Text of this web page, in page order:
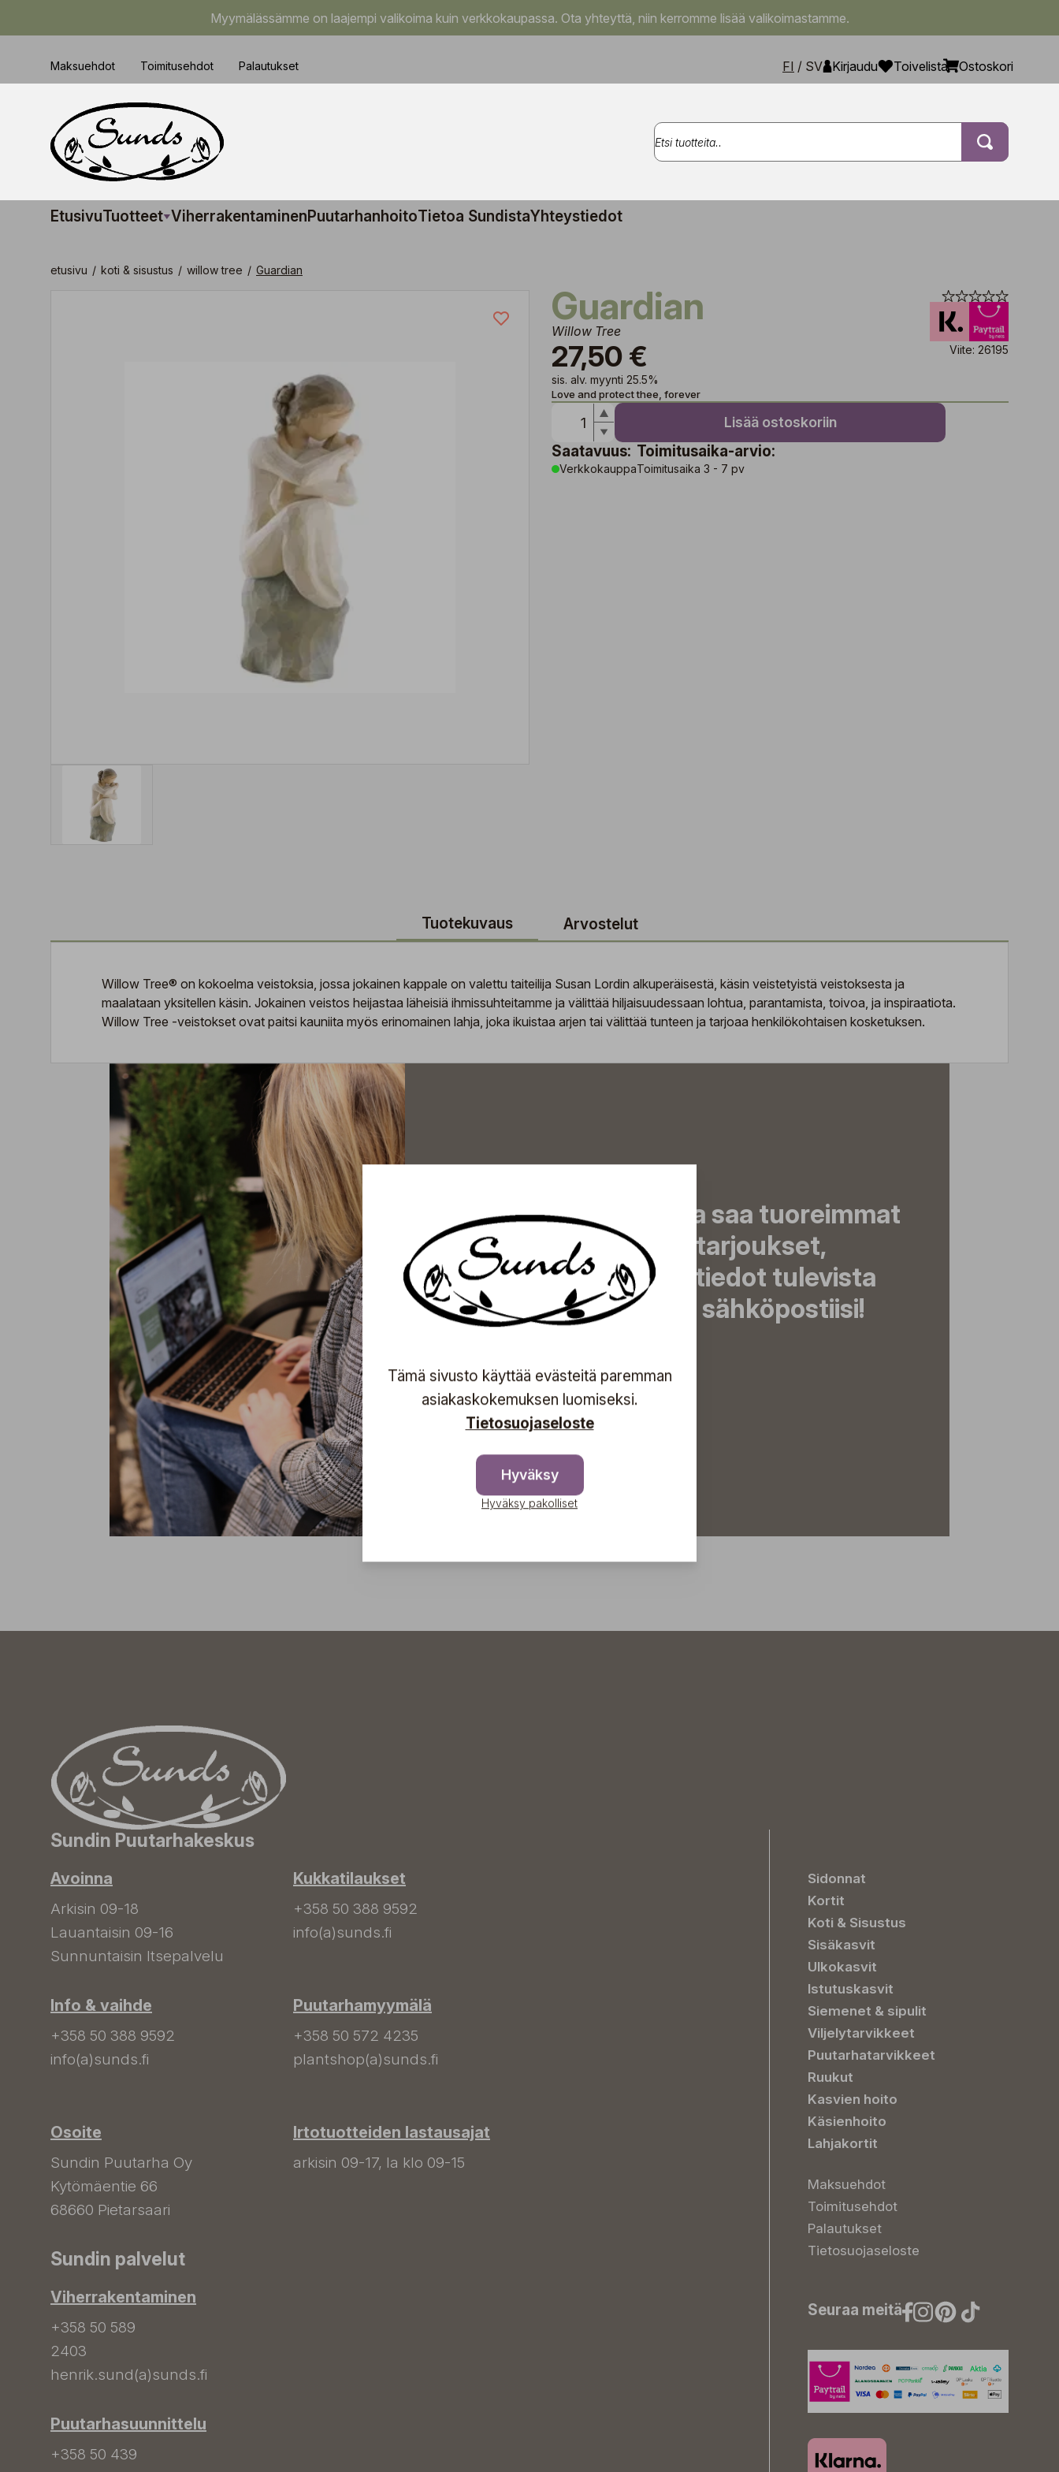
Myymälässämme on laajempi valikoima kuin verkkokaupassa. Ota yhteyttä, niin kerromme lisää valikoimastamme.
Maksuehdot Toimitusehdot Palautukset FI / SV Kirjaudu Toivelista Ostoskori
EtusivuTuotteet ViherrakentaminenPuutarhanhoitoTietoa SundistaYhteystiedot
etusivu / koti & sisustus / willow tree / Guardian
Guardian
Willow Tree
27,50 €
sis. alv. myynti 25.5%
Viite: 26195
Love and protect thee, forever
Lisää ostoskoriin
Saatavuus:
Verkkokauppa
Toimitusaika-arvio:
Toimitusaika 3 - 7 pv
Tuotekuvaus Arvostelut
Willow Tree® on kokoelma veistoksia, jossa jokainen kappale on valettu taiteilija Susan Lordin alkuperäisestä, käsin veistetyistä veistoksesta ja
maalataan yksitellen käsin. Jokainen veistos heijastaa läheisiä ihmissuhteitamme ja välittää hiljaisuudessaan lohtua, parantamista, toivoa, ja inspiraatiota.
Willow Tree -veistokset ovat paitsi kauniita myös erinomainen lahja, joka ikuistaa arjen tai välittää tunteen ja tarjoaa henkilökohtaisen kosketuksen.
Tilaa uutiskirjeemme ja saa tuoreimmat
uutiset, eksklusiiviset tarjoukset,
inspiroivat vinkit sekä tiedot tulevista
tapahtumista suoraan sähköpostiisi!
Sundin Puutarhakeskus
Avoinna
Arkisin 09-18
Lauantaisin 09-16
Sunnuntaisin Itsepalvelu
Info & vaihde
+358 50 388 9592
info(a)sunds.fi
Osoite
Sundin Puutarha Oy
Kytömäentie 66
68660 Pietarsaari
Kukkatilaukset
+358 50 388 9592
info(a)sunds.fi
Puutarhamyymälä
+358 50 572 4235
plantshop(a)sunds.fi
Irtotuotteiden lastausajat
arkisin 09-17, la klo 09-15
Sundin palvelut
Viherrakentaminen
+358 50 589
2403
henrik.sund(a)sunds.fi
Puutarhasuunnittelu
+358 50 439
Sidonnat
Kortit
Koti & Sisustus
Sisäkasvit
Ulkokasvit
Istutuskasvit
Siemenet & sipulit
Viljelytarvikkeet
Puutarhatarvikkeet
Ruukut
Kasvien hoito
Käsienhoito
Lahjakortit
Maksuehdot
Toimitusehdot
Palautukset
Tietosuojaseloste
Seuraa meitä
Tämä sivusto käyttää evästeitä paremman
asiakaskokemuksen luomiseksi.
Tietosuojaseloste
Hyväksy
Hyväksy pakolliset